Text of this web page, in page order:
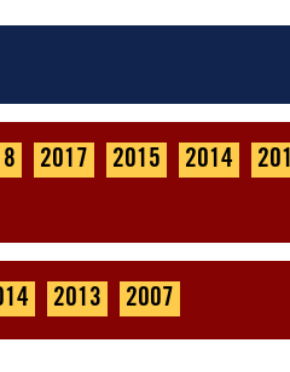
2017 2015 2014
2013 2007